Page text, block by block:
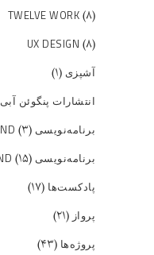
TWELVE WORK (۸)
UX DESIGN (۸)
آشپزی (۱)
انتشارات پنگوئن آبی
برنامه‌نویسی BACK END (۳)
برنامه‌نویسی FRONT END (۱۵)
پادکست‌ها (۱۷)
پرواز (۲۱)
پروژه‌ها (۴۳)